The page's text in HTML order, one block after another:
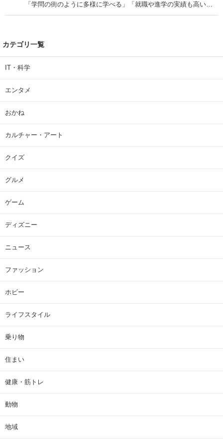
「学問の街のように多様に学べる」「就職や進学の実績も高い」
| 大学 ねとらぼリサーチ
カテゴリ一覧
IT・科学
エンタメ
おかね
カルチャー・アート
クイズ
グルメ
ゲーム
ディズニー
ニュース
ファッション
ホビー
ライフスタイル
乗り物
住まい
健康・筋トレ
動物
地域